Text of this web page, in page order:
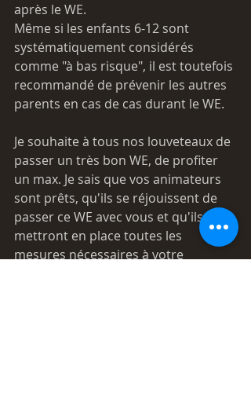
après le WE.
Même si les enfants 6-12 sont
systématiquement considérés
comme "à bas risque", il est toutefois
recommandé de prévenir les autres
parents en cas de cas durant le WE.
Je souhaite à tous nos louveteaux de
passer un très bon WE, de profiter
un max. Je sais que vos animateurs
sont prêts, qu'ils se réjouissent de
passer ce WE avec vous et qu'ils
mettront en place toutes les
mesures nécessaires à votre